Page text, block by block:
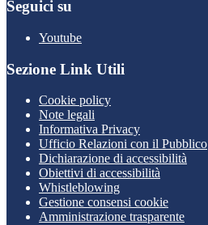
Seguici su
Youtube
Sezione Link Utili
Cookie policy
Note legali
Informativa Privacy
Ufficio Relazioni con il Pubblico
Dichiarazione di accessibilità
Obiettivi di accessibilità
Whistleblowing
Gestione consensi cookie
Amministrazione trasparente